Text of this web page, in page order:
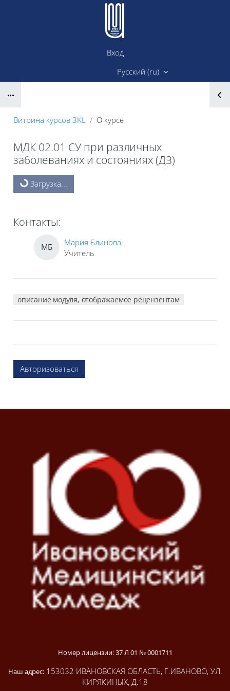
Перейти к основному содержанию
Вход
Русский ‎(ru)‎
Витрина курсов 3KL О курсе
МДК 02.01 СУ при различных
заболеваниях и состояниях (ДЗ)
БлокиЗагрузка...
Контакты:
МБ
Мария Блинова
Учитель
описание модуля, отображаемое рецензентам
Авторизоваться
Номер лицензии: 37 Л 01 № 0001711
Наш адрес:153032 ИВАНОВСКАЯ ОБЛАСТЬ, Г.ИВАНОВО, УЛ.
КИРЯКИНЫХ, Д.18